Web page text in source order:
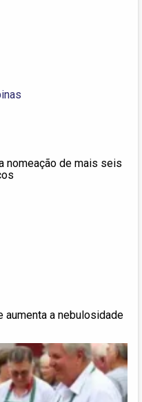
nomeação de mais seis
aumenta a nebulosidade